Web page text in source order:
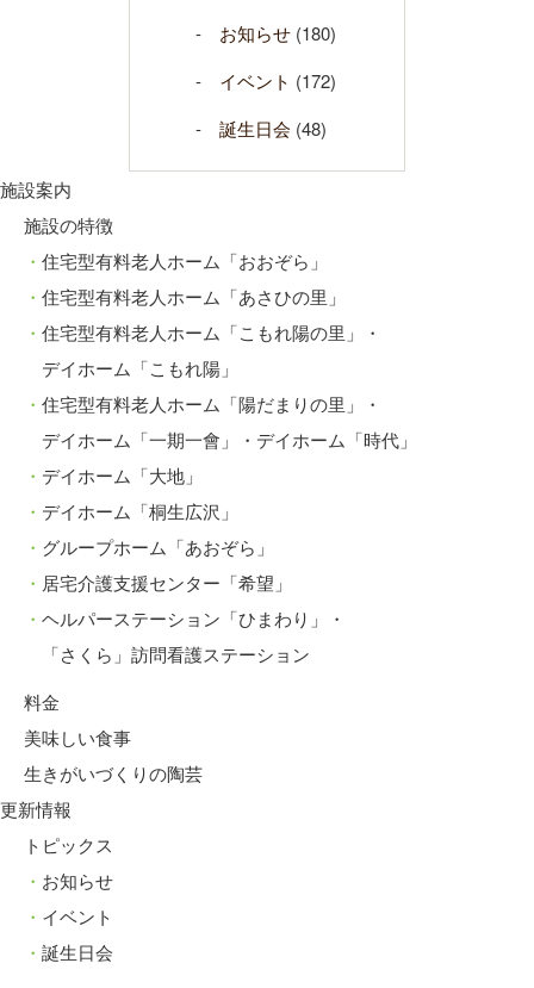
お知らせ (180)
イベント (172)
誕生日会 (48)
施設案内
施設の特徴
住宅型有料老人ホーム「おおぞら」
住宅型有料老人ホーム「あさひの里」
住宅型有料老人ホーム「こもれ陽の里」・
デイホーム「こもれ陽」
住宅型有料老人ホーム「陽だまりの里」・
デイホーム「一期一會」・デイホーム「時代」
デイホーム「大地」
デイホーム「桐生広沢」
グループホーム「あおぞら」
居宅介護支援センター「希望」
ヘルパーステーション「ひまわり」・
「さくら」訪問看護ステーション
料金
美味しい食事
生きがいづくりの陶芸
更新情報
トピックス
お知らせ
イベント
誕生日会